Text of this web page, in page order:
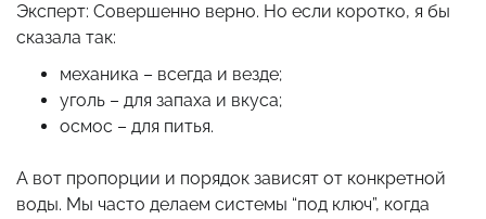
Эксперт: Совершенно верно. Но если коротко, я бы
сказала так:
механика – всегда и везде;
уголь – для запаха и вкуса;
осмос – для питья.
А вот пропорции и порядок зависят от конкретной
воды. Мы часто делаем системы “под ключ”, когда